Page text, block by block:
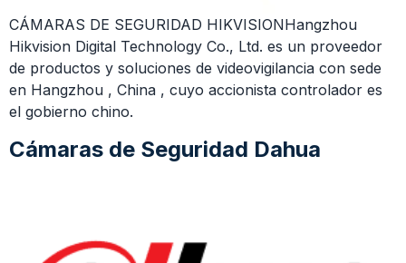
CÁMARAS DE SEGURIDAD HIKVISIONHangzhou
Hikvision Digital Technology Co., Ltd. es un proveedor
de productos y soluciones de videovigilancia con sede
en Hangzhou , China , cuyo accionista controlador es
el gobierno chino.
Cámaras de Seguridad Dahua